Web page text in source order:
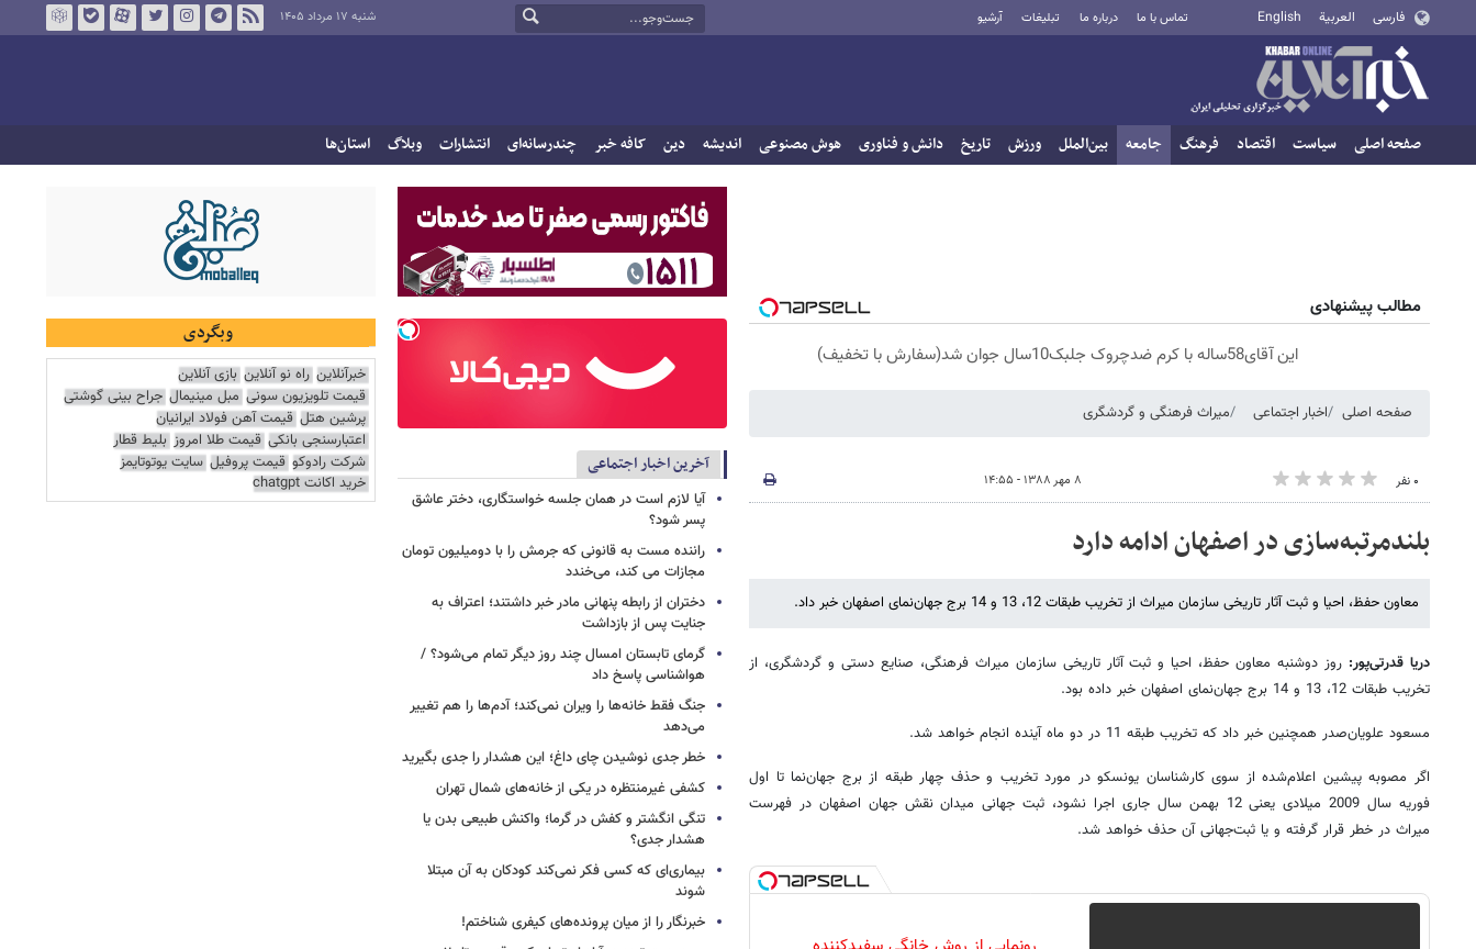
فارسی العربية English تماس با ما درباره ما تبلیغات آرشیو شنبه ۱۷ مرداد ۱۴۰۵
صفحه اصلی سیاست اقتصاد فرهنگ جامعه بین‌الملل ورزش تاریخ دانش و فناوری هوش مصنوعی اندیشه دین کافه خبر چندرسانه‌ای انتشارات وبلاگ استان‌ها
مطالب پیشنهادی
این آقای58ساله با کرم ضدچروک جلبک10سال جوان شد(سفارش با تخفیف)
صفحه اصلی اخبار اجتماعی میراث فرهنگی و گردشگری
۰ نفر ۸ مهر ۱۳۸۸ - ۱۴:۵۵
بلندمرتبه‌سازی در اصفهان ادامه دارد
معاون حفظ، احیا و ثبت آثار تاریخی سازمان میراث از تخریب طبقات 12، 13 و 14 برج جهان‌نمای اصفهان خبر داد.
دریا قدرتی‌پور: روز دوشنبه معاون حفظ، احیا و ثبت آثار تاریخی سازمان میراث فرهنگی، صنایع دستی و گردشگری، از
تخریب طبقات 12، 13 و 14 برج جهان‌نمای اصفهان خبر داده بود.
مسعود علویان‌صدر همچنین خبر داد که تخریب طبقه 11 در دو ماه آینده انجام خواهد شد.
اگر مصوبه‌ پیشین اعلام‌شده از سوی کارشناسان یونسکو در مورد تخریب و حذف چهار طبقه از برج جهان‌نما تا اول
فوریه‌ سال 2009 میلادی یعنی 12 بهمن سال جاری اجرا نشود، ثبت جهانی میدان نقش جهان اصفهان در فهرست
میراث در خطر قرار گرفته و یا ثبت‌جهانی آن حذف خواهد شد.
آخرین اخبار اجتماعی
آیا لازم است در همان جلسه خواستگاری، دختر عاشق
پسر شود؟
راننده مست به قانونی که جرمش را با دومیلیون تومان
مجازات می کند، می‌خندد
دختران از رابطه پنهانی مادر خبر داشتند؛ اعتراف به
جنایت پس از بازداشت
گرمای تابستان امسال چند روز دیگر تمام می‌شود؟ /
هواشناسی پاسخ داد
جنگ فقط خانه‌ها را ویران نمی‌کند؛ آدم‌ها را هم تغییر
می‌دهد
خطر جدی نوشیدن چای داغ؛ این هشدار را جدی بگیرید
کشفی غیرمنتظره در یکی از خانه‌های شمال تهران
تنگی انگشتر و کفش در گرما؛ واکنش طبیعی بدن یا
هشدار جدی؟
بیماری‌ای که کسی فکر نمی‌کند کودکان به آن مبتلا
شوند
خبرنگار را از میان پرونده‌های کیفری شناختم!
وبگردی
خبرآنلاین راه نو آنلاین بازی آنلاین
قیمت تلویزیون سونی مبل مینیمال جراح بینی گوشتی
پرشین هتل قیمت آهن فولاد ایرانیان
اعتبارسنجی بانکی قیمت طلا امروز بلیط قطار
شرکت رادوکو قیمت پروفیل سایت یوتوتایمز
خرید اکانت chatgpt